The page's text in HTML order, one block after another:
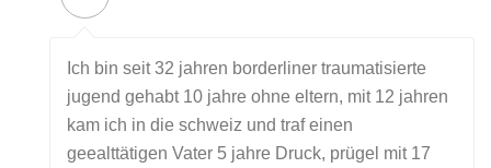
Ich bin seit 32 jahren borderliner traumatisierte
jugend gehabt 10 jahre ohne eltern, mit 12 jahren
kam ich in die schweiz und traf einen
geealttätigen Vater 5 jahre Druck, prügel mit 17